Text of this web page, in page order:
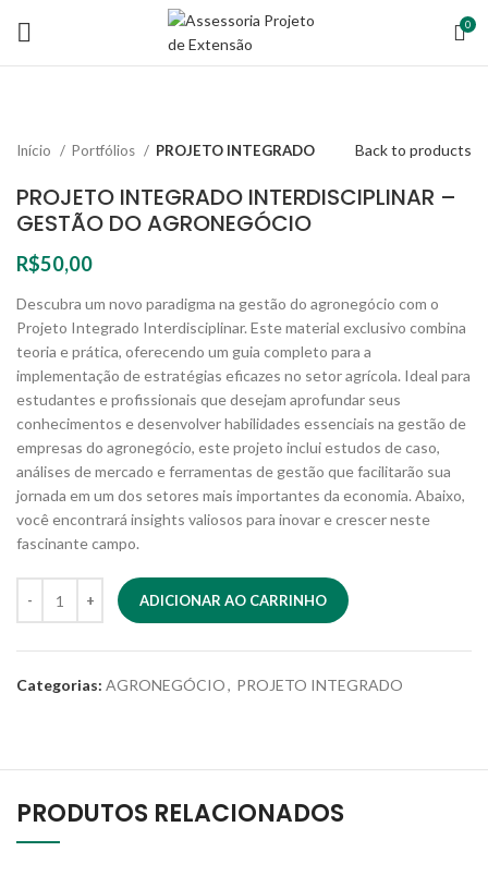
0
Início Portfólios PROJETO INTEGRADO Back to products
PROJETO INTEGRADO INTERDISCIPLINAR –
GESTÃO DO AGRONEGÓCIO
R$50,00
Descubra um novo paradigma na gestão do agronegócio com o
Projeto Integrado Interdisciplinar. Este material exclusivo combina
teoria e prática, oferecendo um guia completo para a
implementação de estratégias eficazes no setor agrícola. Ideal para
estudantes e profissionais que desejam aprofundar seus
conhecimentos e desenvolver habilidades essenciais na gestão de
empresas do agronegócio, este projeto inclui estudos de caso,
análises de mercado e ferramentas de gestão que facilitarão sua
jornada em um dos setores mais importantes da economia. Abaixo,
você encontrará insights valiosos para inovar e crescer neste
fascinante campo.
ADICIONAR AO CARRINHO
Categorias: AGRONEGÓCIO, PROJETO INTEGRADO
PRODUTOS RELACIONADOS